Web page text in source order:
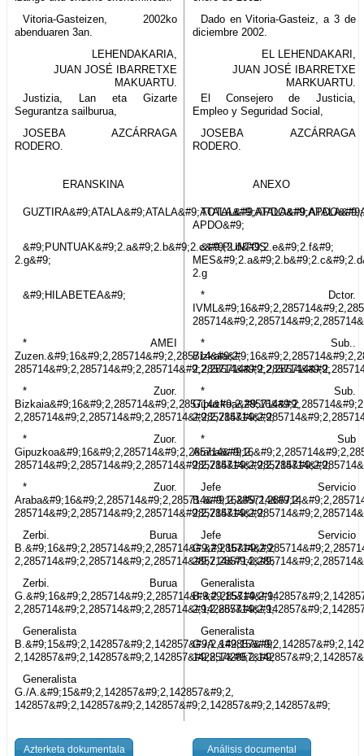
Vitoria-Gasteizen, 2002ko
abenduaren 3an.
Dado en Vitoria-Gasteiz, a 3 de
diciembre 2002.
LEHENDAKARIA,
EL LEHENDAKARI,
JUAN JOSÉ IBARRETXE
MAKUARTU.
JUAN JOSÉ IBARRETXE
MARKUARTU.
Justizia, Lan eta Gizarte
Segurantza sailburua,
El Consejero de Justicia,
Empleo y Seguridad Social,
JOSEBA AZCÁRRAGA
RODERO.
JOSEBA AZCÁRRAGA
RODERO.
ERANSKINA ANEXO
APDO&#9;
&#9;PUNTUAK&#9;2.a&#9;2.b&#9;2.c&#9;2.d&#9;2.e&#9;2.f&#9;
2.g&#9;
&#9;PUNTOS
2.g
&#9;HILABETEA&#9;
* Dctor.
* AMEI
Zuzen.&#9;16&#9;2,285714&#9;2,285714&#9;2,
285714&#9;2,285714&#9;2,285714&#9;2,285714&#9;2,285714&#9;
* Sub..
* Zuor.
Bizkaia&#9;16&#9;2,285714&#9;2,285714&#9;2,285714&#9;
2,285714&#9;2,285714&#9;2,285714&#9;2,285714&#9;
* Sub.
* Zuor.
Gipuzkoa&#9;16&#9;2,285714&#9;2,285714&#9;2,
285714&#9;2,285714&#9;2,285714&#9;2,285714&#9;2,285714&#9;
* Sub
* Zuor.
Araba&#9;16&#9;2,285714&#9;2,285714&#9;2,285714&#9;2,
285714&#9;2,285714&#9;2,285714&#9;2,285714&#9;
Jefe Servicio
Zerbi. Burua
B.&#9;16&#9;2,285714&#9;2,285714&#9;2,285714&#9;
2,285714&#9;2,285714&#9;2,285714&#9;2,285714&#9;
Jefe Servicio
Zerbi. Burua
G.&#9;16&#9;2,285714&#9;2,285714&#9;2,285714&#9;
2,285714&#9;2,285714&#9;2,285714&#9;2,285714&#9;
Generalista
Generalista
B.&#9;15&#9;2,142857&#9;2,142857&#9;2,142857&#9;
2,142857&#9;2,142857&#9;2,142857&#9;2,142857&#9;
Generalista
G./
Generalista
G./A.&#9;15&#9;2,142857&#9;2,142857&#9;2,
142857&#9;2,142857&#9;2,142857&#9;2,142857&#9;2,142857&#9;
Azterketa dokumentala Análisis documental